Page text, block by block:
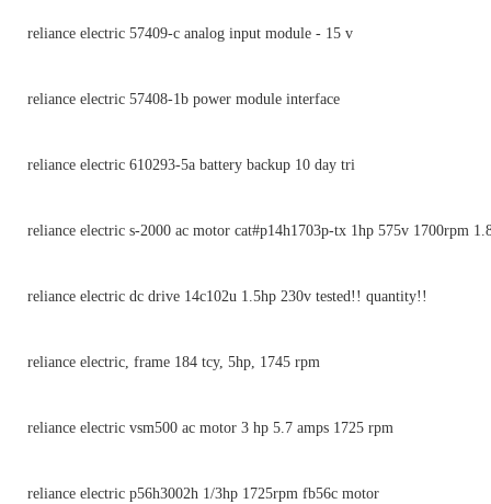
reliance electric 57409-c analog input module - 15 v
reliance electric 57408-1b power module interface
reliance electric 610293-5a battery backup 10 day tri
reliance electric s-2000 ac motor cat#p14h1703p-tx 1hp 575v 1700rpm
reliance electric dc drive 14c102u 1.5hp 230v tested!! quantity!!
reliance electric, frame 184 tcy, 5hp, 1745 rpm
reliance electric vsm500 ac motor 3 hp 5.7 amps 1725 rpm
reliance electric p56h3002h 1/3hp 1725rpm fb56c motor